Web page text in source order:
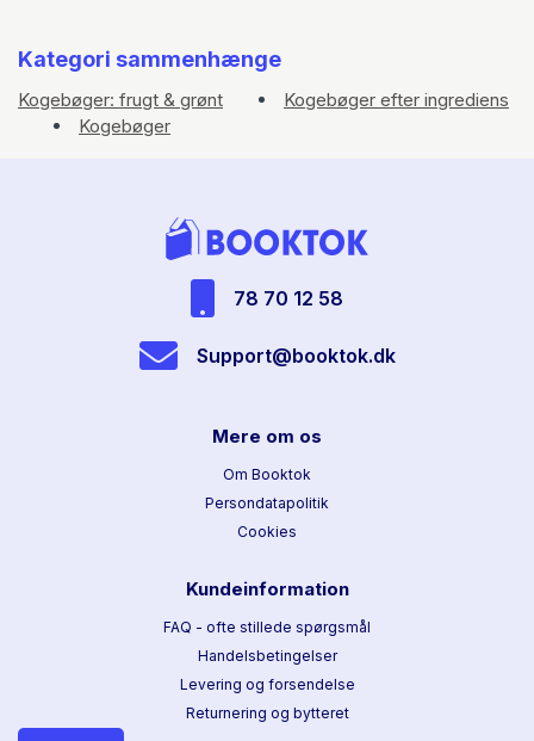
Kategori sammenhænge
Kogebøger: frugt & grønt
Kogebøger efter ingrediens
Kogebøger
78 70 12 58
Support@booktok.dk
Mere om os
Om Booktok
Persondatapolitik
Cookies
Kundeinformation
FAQ - ofte stillede spørgsmål
Handelsbetingelser
Levering og forsendelse
Returnering og bytteret